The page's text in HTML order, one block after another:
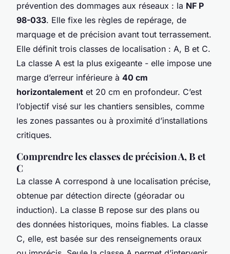
prévention des dommages aux réseaux : la NF P
98-033. Elle fixe les règles de repérage, de
marquage et de précision avant tout terrassement.
Elle définit trois classes de localisation : A, B et C.
La classe A est la plus exigeante - elle impose une
marge d’erreur inférieure à 40 cm
horizontalement et 20 cm en profondeur. C’est
l’objectif visé sur les chantiers sensibles, comme
les zones passantes ou à proximité d’installations
critiques.
Comprendre les classes de précision A, B et
C
La classe A correspond à une localisation précise,
obtenue par détection directe (géoradar ou
induction). La classe B repose sur des plans ou
des données historiques, moins fiables. La classe
C, elle, est basée sur des renseignements oraux